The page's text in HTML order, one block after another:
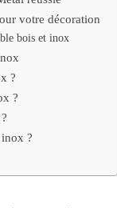
votre décoration
bois et inox
?
?
?